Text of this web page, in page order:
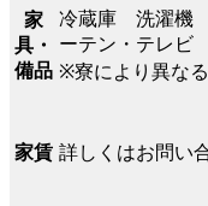
家
具・
備品
冷蔵庫 洗濯機
ーテン・テレビ
※寮により異な
家賃 詳しくはお問い